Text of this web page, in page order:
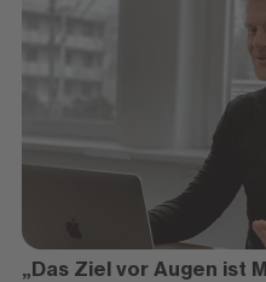
„Das Ziel vor Augen ist